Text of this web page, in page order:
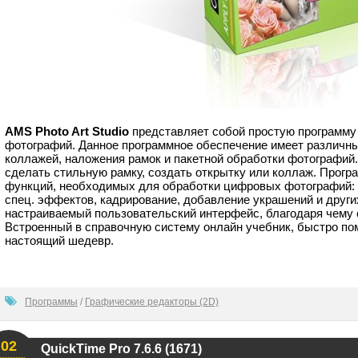
AMS Photo Art Studio представляет собой простую
фотографий. Данное программное обеспечение имеет
коллажей, наложения рамок и пакетной обработки
сделать стильную рамку, создать открытку или коллаж.
функций, необходимых для обработки цифровых фотографий:
спец. эффектов, кадрирование, добавление украшений и
настраиваемый пользовательский интерфейс, благодаря чему
Встроенный в справочную систему онлайн учебник, быстро
настоящий шедевр.
Программы / Графические редакторы (2D)
QuickTime Pro 7.6.6 (1671)
02